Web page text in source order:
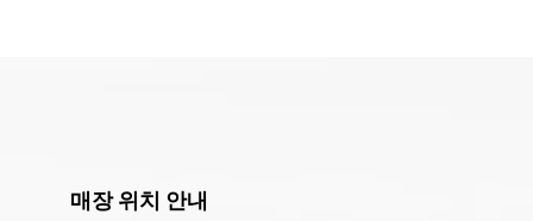
매장 위치 안내